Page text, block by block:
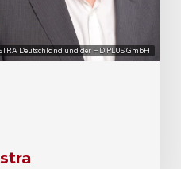
Deutschland und der HD PLUS GmbH